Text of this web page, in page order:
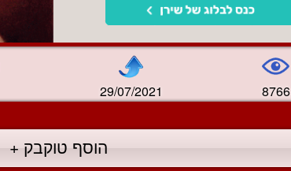
29/07/2021 8766
הוסף טוקבק +